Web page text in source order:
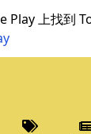
Play 上找到